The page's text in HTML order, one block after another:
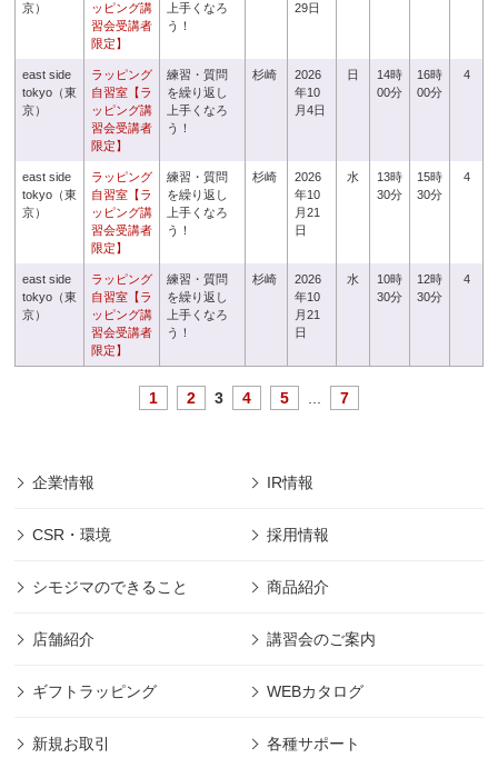
京）
ッピング講
習会受講者
限定】
上手くなろ
う！
29日
east side
tokyo（東
京）
ラッピング
自習室【ラ
ッピング講
習会受講者
限定】
練習・質問
を繰り返し
上手くなろ
う！
杉崎
2026
年10
月4日
日
14時
00分
16時
00分
4
east side
tokyo（東
京）
ラッピング
自習室【ラ
ッピング講
習会受講者
限定】
練習・質問
を繰り返し
上手くなろ
う！
杉崎
2026
年10
月21
日
水
13時
30分
15時
30分
4
east side
tokyo（東
京）
ラッピング
自習室【ラ
ッピング講
習会受講者
限定】
練習・質問
を繰り返し
上手くなろ
う！
杉崎
2026
年10
月21
日
水
10時
30分
12時
30分
4
1 2 3 4 5 7
企業情報 IR情報
CSR・環境 採用情報
シモジマのできること 商品紹介
店舗紹介 講習会のご案内
ギフトラッピング WEBカタログ
新規お取引 各種サポート